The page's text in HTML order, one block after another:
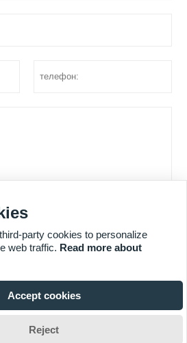

party cookies to personalize
web traffic. Read more about
Accept cookies
Reject